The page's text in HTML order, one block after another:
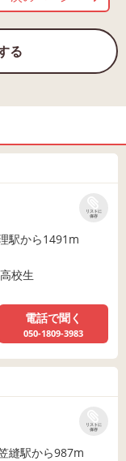
る
リストに
保存
駅から1491m
校生
電話で聞く
050-1809-3983
リストに
保存
縫駅から987m